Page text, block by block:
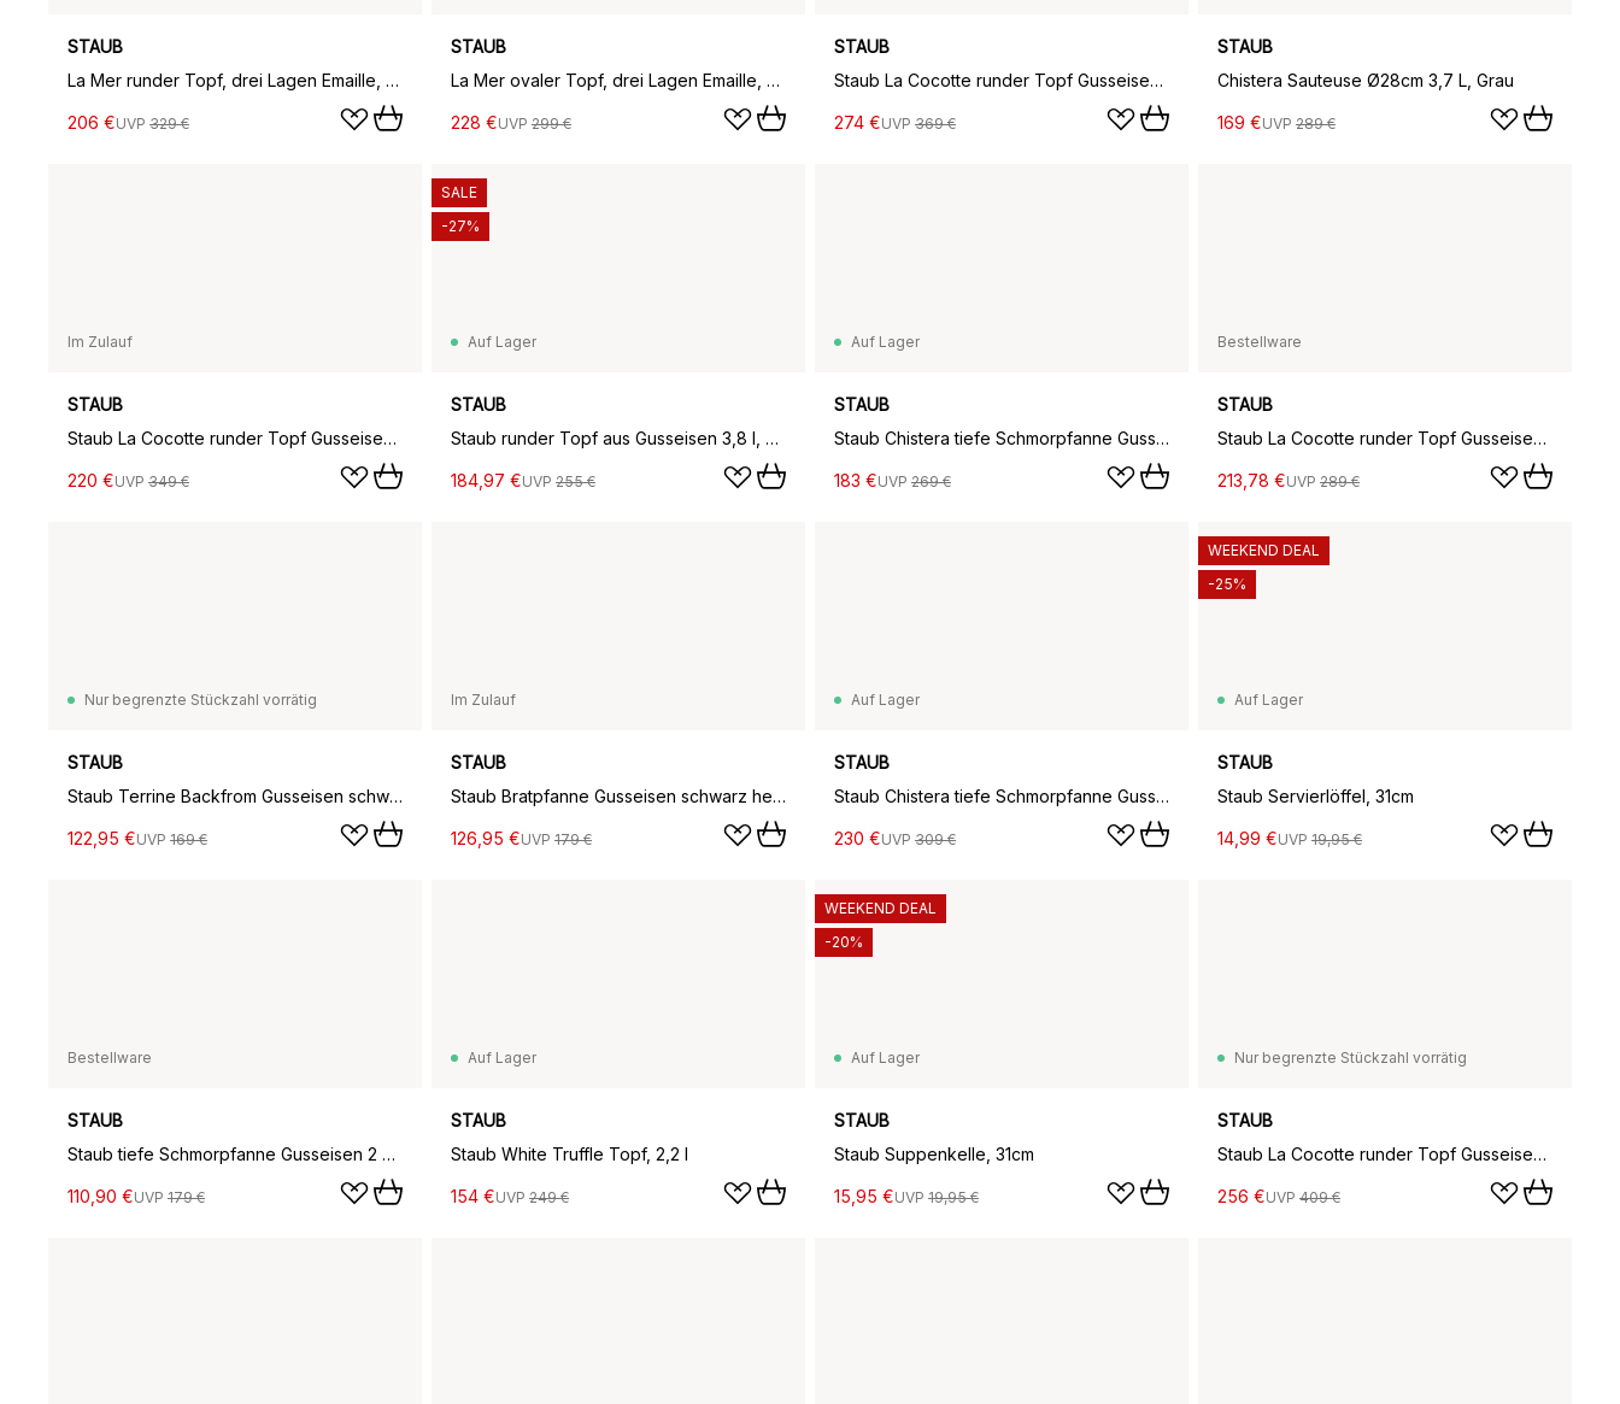
STAUB
La Mer runder Topf, drei Lagen Emaille, 3,8 l
206 €UVP 329 €
STAUB
La Mer ovaler Topf, drei Lagen Emaille, 32cm
228 €UVP 299 €
STAUB
Staub La Cocotte runder Topf Gusseisen 5,2 l, Basilikumgrün
274 €UVP 369 €
STAUB
Chistera Sauteuse Ø28cm 3,7 L, Grau
169 €UVP 289 €
Im Zulauf
STAUB
Staub La Cocotte runder Topf Gusseisen 5,2 l, Eukalyptus
220 €UVP 349 €
Auf Lager
STAUB
Staub runder Topf aus Gusseisen 3,8 l, Salvia
184,97 €UVP 255 €
SALE
-27%
Auf Lager
STAUB
Staub Chistera tiefe Schmorpfanne Gusseisen Ø24 cm, Granatrot
183 €UVP 269 €
Bestellware
STAUB
Staub La Cocotte runder Topf Gusseisen 2,6 L, Basilikumgrün
213,78 €UVP 289 €
Nur begrenzte Stückzahl vorrätig
STAUB
Staub Terrine Backfrom Gusseisen schwarz, 30x11 cm
122,95 €UVP 169 €
Im Zulauf
STAUB
Staub Bratpfanne Gusseisen schwarz heller Holzgriff, Ø26 cm
126,95 €UVP 179 €
Auf Lager
STAUB
Staub Chistera tiefe Schmorpfanne Gusseisen Ø28 cm, Basilikumgrün
230 €UVP 309 €
Auf Lager
STAUB
Staub Servierlöffel, 31cm
14,99 €UVP 19,95 €
WEEKEND DEAL
-25%
Bestellware
STAUB
Staub tiefe Schmorpfanne Gusseisen 2 Griffe schwarz, Ø26 cm
110,90 €UVP 179 €
Auf Lager
STAUB
Staub White Truffle Topf, 2,2 l
154 €UVP 249 €
Auf Lager
STAUB
Staub Suppenkelle, 31cm
15,95 €UVP 19,95 €
WEEKEND DEAL
-20%
Nur begrenzte Stückzahl vorrätig
STAUB
Staub La Cocotte runder Topf Gusseisen 6,7 L, Granatrot
256 €UVP 409 €